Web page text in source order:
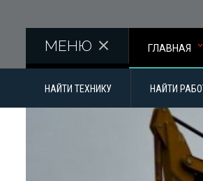
МЕНЮ ГЛАВНАЯ
НАЙТИ ТЕХНИКУ НАЙТИ